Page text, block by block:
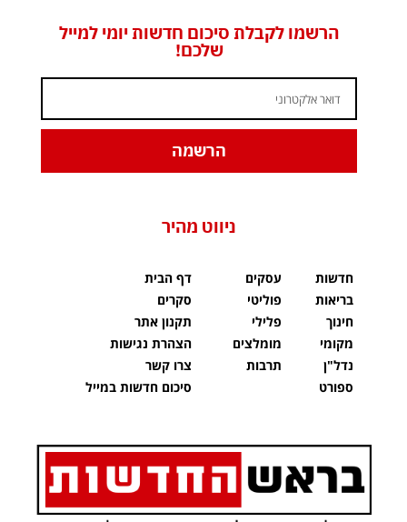
הרשמו לקבלת סיכום חדשות יומי למייל
שלכם!
הרשמה
ניווט מהיר
חדשות
בריאות
חינוך
מקומי
נדל"ן
ספורט
עסקים
פוליטי
פלילי
מומלצים
תרבות
דף הבית
סקרים
תקנון אתר
הצהרת נגישות
צרו קשר
סיכום חדשות במייל